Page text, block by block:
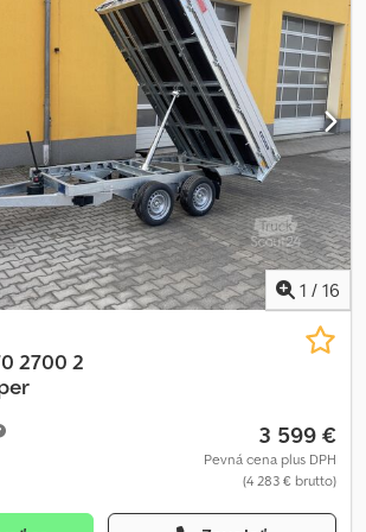
1 / 16
2700 2
3 599 €
Pevná cena plus DPH
(4 283 € brutto)